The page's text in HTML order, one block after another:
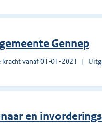
Gennep
vanaf 01-01-2021
en